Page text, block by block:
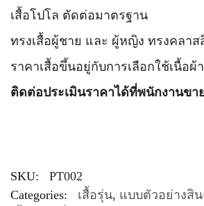
เสื้อ
โปโล
ยูนิฟอร์ม
พร้อม
โลโก้
ISO9001
และ
อุตสาหกรรม
สี
เขียว
ระดับ
เสื้อโปโล ตัดต่อมาตรฐาน
ทรงเสื้อผู้ชาย และ ผู้หญิง ทรงคลาส
ราคาเสื้อขึ้นอยู่กับการเลือกใช้เนื้อ
ติดต่อประเมินราคาได้ที่พนักงานขา
SKU:
PT002
Categories:
เสื้อรุ่น, แบบตัวอย่างสิ